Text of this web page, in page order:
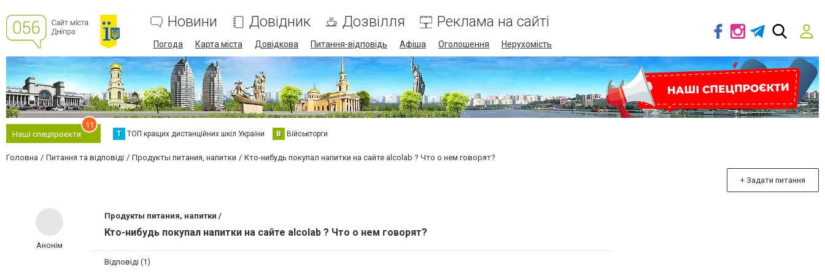
Новини Довідник Дозвілля Реклама на сайті
Погода Карта міста Довідкова Питання-відповідь Афіша Оголошення Нерухомість
Наші спецпроєкти
11
Т ТОП кращих дистанційних шкіл України В Військторги
Головна Питання та відповіді Продукты питания, напитки Кто-нибудь покупал напитки на сайте alcolab ? Что о нем говорят?
+ Задати питання
Анонім
Продукты питания, напитки /
Кто-нибудь покупал напитки на сайте alcolab ? Что о нем говорят?
Відповіді (1)